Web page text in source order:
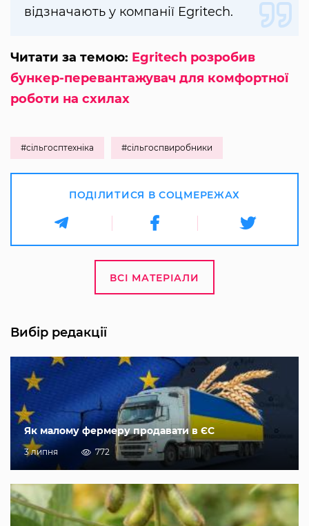
відзначають у компанії Egritech.
Читати за темою: Egritech розробив
бункер-перевантажувач для комфортної
роботи на схилах
#сільгосптехніка #сільгоспвиробники
ПОДІЛИТИСЯ В СОЦМЕРЕЖАХ
ВСІ МАТЕРІАЛИ
Вибір редакції
Як малому фермеру продавати в ЄС
3 липня 772